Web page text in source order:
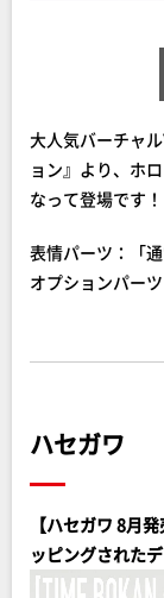
大人気バーチャ
ョン』より、ホ
なって登場です！
表情パーツ：「
オプションパー
ハセガワ
【ハセガワ 8月
ッピングされた